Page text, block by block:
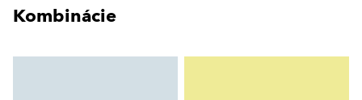
Kombinácie